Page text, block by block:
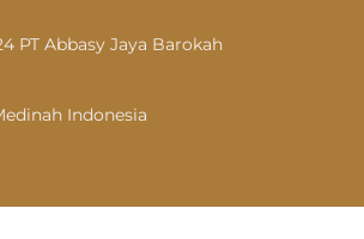
PT Abbasy Jaya Barokah
Indonesia